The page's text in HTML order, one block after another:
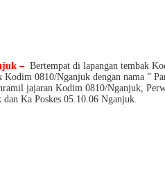
– Bertempat di lapangan tembak
Kodim 0810/Nganjuk dengan nama
jajaran Kodim 0810/Nganjuk,
Ka Poskes 05.10.06 Nganjuk.